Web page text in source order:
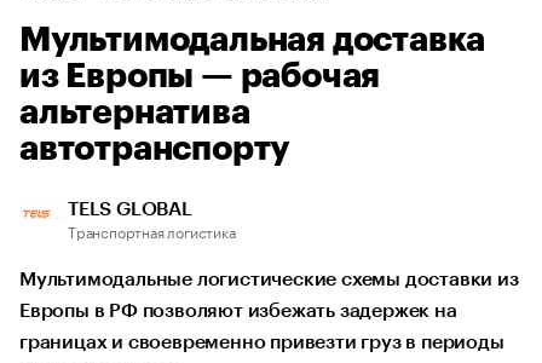
Мультимодальная доставка
из Европы — рабочая
альтернатива
автотранспорту
TELS GLOBAL
Транспортная логистика
Мультимодальные логистические схемы доставки из
Европы в РФ позволяют избежать задержек на
границах и своевременно привезти груз в периоды